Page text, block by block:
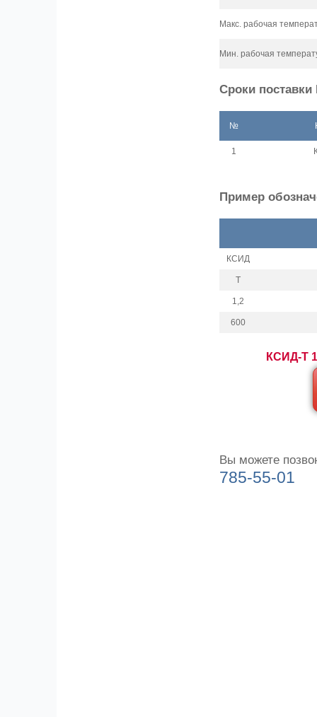
Макс. рабочая
Мин. рабочая
Сроки
№
1
Пример
КСИД
Т
1,2
600
КСИД-Т
Вы можете
785-55-01